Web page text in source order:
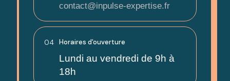
contact@inpulse-expertise.fr
04 Horaires d'ouverture
Lundi au vendredi de 9h à
18h